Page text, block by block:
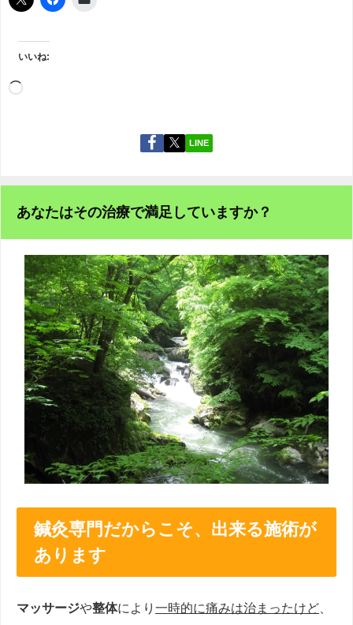
いいね:
LINE
あなたはその治療で満足していますか？
鍼灸専門だからこそ、出来る施術が
あります
マッサージや整体により 一時的に痛みは治まったけど